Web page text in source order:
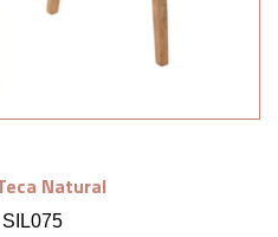
Natural
SIL075